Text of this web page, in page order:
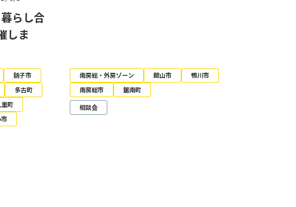
らし合
しま
銚子市
多古町
町
市
南房総・外房ゾーン 館山市
鴨川市
南房総市
鋸南町
相談会